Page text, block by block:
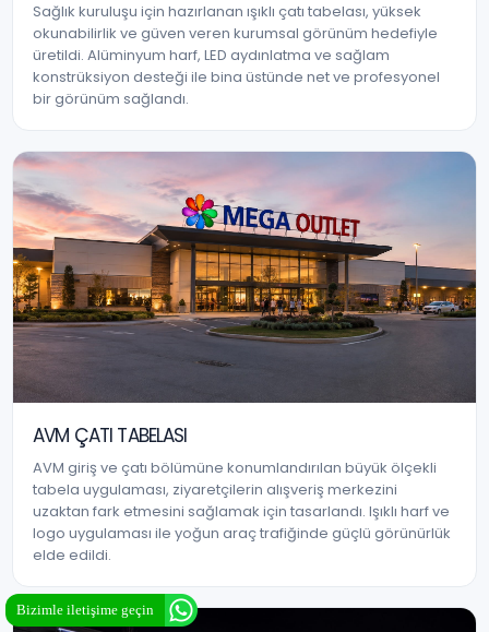
Sağlık kuruluşu için hazırlanan ışıklı çatı tabelası, yüksek
okunabilirlik ve güven veren kurumsal görünüm hedefiyle
üretildi. Alüminyum harf, LED aydınlatma ve sağlam
konstrüksiyon desteği ile bina üstünde net ve profesyonel
bir görünüm sağlandı.
AVM ÇATI TABELASI
AVM giriş ve çatı bölümüne konumlandırılan büyük ölçekli
tabela uygulaması, ziyaretçilerin alışveriş merkezini
uzaktan fark etmesini sağlamak için tasarlandı. Işıklı harf ve
logo uygulaması ile yoğun araç trafiğinde güçlü görünürlük
elde edildi.
Bizimle iletişime geçin